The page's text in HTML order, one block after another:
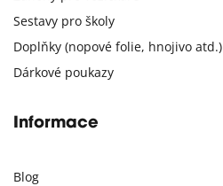
Sestavy pro školy
Doplňky (nopové folie, hnojivo atd.)
Dárkové poukazy
Informace
Blog